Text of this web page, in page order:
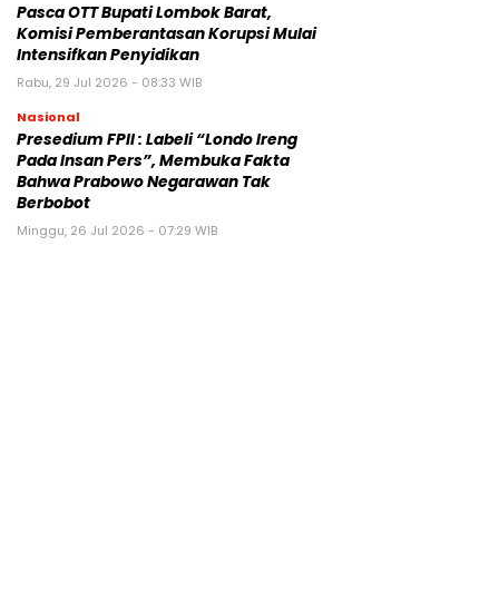
Pasca OTT Bupati Lombok Barat,
Komisi Pemberantasan Korupsi Mulai
Intensifkan Penyidikan
Rabu, 29 Jul 2026 - 08:33 WIB
Nasional
Presedium FPII : Labeli “Londo Ireng
Pada Insan Pers”, Membuka Fakta
Bahwa Prabowo Negarawan Tak
Berbobot
Minggu, 26 Jul 2026 - 07:29 WIB